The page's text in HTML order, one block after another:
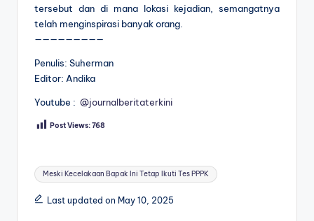
tersebut dan di mana lokasi kejadian, semangatnya
telah menginspirasi banyak orang.
—————————
Penulis: Suherman
Editor: Andika
Youtube : @journalberitaterkini
Post Views:768
Tags:
Meski Kecelakaan Bapak Ini Tetap Ikuti Tes PPPK
Last updated on May 10, 2025